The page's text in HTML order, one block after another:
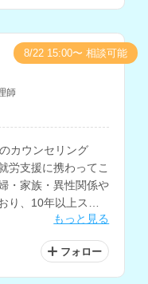
師
カウンセリング
労支援に携わってこ
・家族・異性関係や
り、10年以上スク
年期の臨床経験もお
もっと見る
フォロー
8/22 15:00〜 相談可能